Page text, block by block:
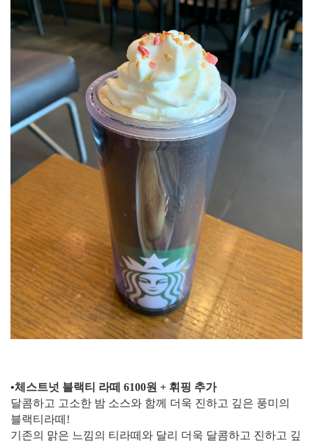
​•체스트넛 블랙티 라떼 6100원 + 휘핑 추가
달콤하고 고소한 밤 소스와 함께 더욱 진하고 깊은 풍미의
블랙티라떼!
기존의 맑은 느낌의 티라떼와 달리 더욱 달콤하고 진하고 깊